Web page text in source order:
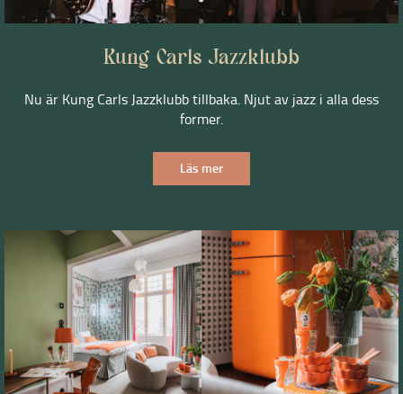
Kung Carls Jazzklubb
Nu är Kung Carls Jazzklubb tillbaka. Njut av jazz i alla dess
former.
Läs mer